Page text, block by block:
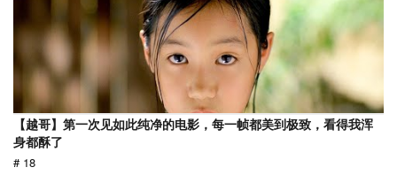
【越哥】第一次见如此纯净的电影，每一帧都美到极致，看得我浑
身都酥了
# 18